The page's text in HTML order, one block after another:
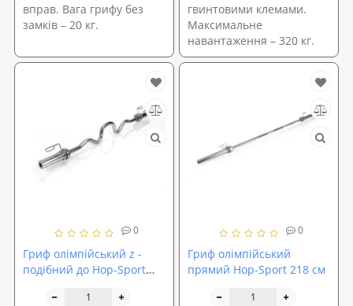
вправ. Вага грифу без
замків – 20 кг.
гвинтовими клемами.
Максимальне
навантаження – 320 кг.
0
Гриф олімпійський z -
подібний до Hop-Sport
0
Гриф олімпійський
прямий Hop-Sport 218 см